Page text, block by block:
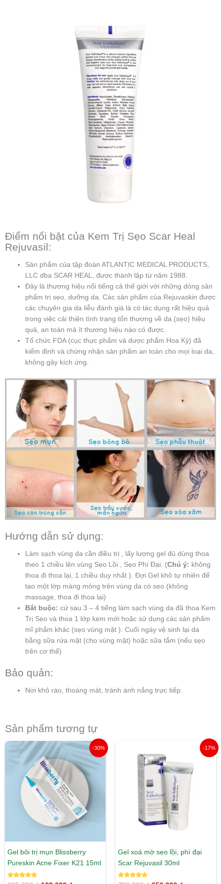
Điểm nổi bật của Kem Trị Sẹo Scar Heal
Rejuvasil:
Sản phẩm của tập đoàn ATLANTIC MEDICAL PRODUCTS,
LLC dba SCAR HEAL, được thành lập từ năm 1988.
Đây là thương hiệu nổi tiếng cả thế giới với những dòng sản
phẩm trị sẹo, dưỡng da. Các sản phẩm của Rejuvaskin được
các chuyên gia da liễu đánh giá là có tác dụng rất hiệu quả
trong việc cải thiện tình trạng tổn thương về da (sẹo) hiệu
quả, an toàn mà ít thương hiệu nào có được.
Tổ chức FDA (cục thực phẩm và dược phẩm Hoa Kỳ) đã
kiểm định và chứng nhận sản phẩm an toàn cho mọi loại da,
không gây kích ứng.
Hướng dẫn sử dụng:
Làm sạch vùng da cần điều trị , lấy lượng gel đủ dùng thoa
theo 1 chiều lên vùng Sẹo Lồi , Sẹo Phì Đại. (Chú ý: không
thoa đi thoa lại, 1 chiều duy nhất ). Đợi Gel khô tự nhiên để
tạo một lớp màng mỏng trên vùng da có sẹo (không
massage, thoa đi thoa lại)
Bắt buộc: cứ sau 3 – 4 tiếng làm sạch vùng da đã thoa Kem
Trị Sẹo và thoa 1 lớp kem mới hoặc sử dụng các sản phẩm
mĩ phẩm khác (sẹo vùng mặt ). Cuối ngày vệ sinh lại da
bằng sữa rửa mặt (cho vùng mặt) hoặc sữa tắm (nếu sẹo
trên cơ thể)
Bảo quản:
Nơi khô ráo, thoáng mát, tránh ánh nắng trực tiếp.
Sản phẩm tương tự
-30%
Gel bôi trị mụn Blissberry
Pureskin Acne Fixer K21 15ml
Giá
gốc
là:
285.000 ₫.
Giá
tại
là:
199.000 ₫.
-17%
Gel xoá mờ sẹo lồi, phì đại
Scar Rejuvasil 30ml
gốc
là:
780.000 ₫.
tại
là:
650.000 ₫.